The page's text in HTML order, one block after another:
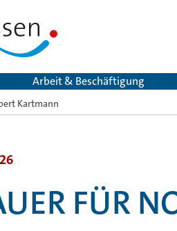
Arbeit & Beschäftigung
Kartmann
FÜR